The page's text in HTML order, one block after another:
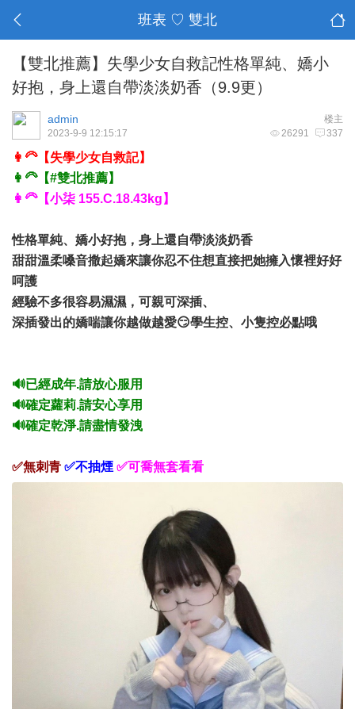
班表 ♡ 雙北
【雙北推薦】失學少女自救記性格單純、嬌小
好抱，身上還自帶淡淡奶香（9.9更）
楼主
admin
26291 337
2023-9-9 12:15:17
👩‍🦳【失學少女自救記】
👩‍🦳【#雙北推薦】
👩‍🦳【小柒 155.C.18.43kg】
性格單純、嬌小好抱，身上還自帶淡淡奶香
甜甜溫柔嗓音撒起嬌來讓你忍不住想直接把她擁入懷裡好好
呵護
經驗不多很容易濕濕，可親可深插、
深插發出的嬌喘讓你越做越愛😏學生控、小隻控必點哦
🔊已經成年.請放心服用
🔊確定蘿莉.請安心享用
🔊確定乾淨.請盡情發洩
✅無刺青 ✅不抽煙 ✅可喬無套看看